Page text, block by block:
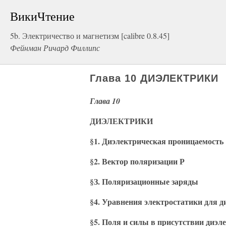
ВикиЧтение
5b. Электричество и магнетизм [calibre 0.8.45]
Фейнман Ричард Филлипс
Глава 10 ДИЭЛЕКТРИКИ
Глава 10
ДИЭЛЕКТРИКИ
§1. Диэлектрическая проницаемость
§2. Вектор поляризации Р
§З. Поляризационные заряды
§4. Уравнения электростатики для
§5. Поля и силы в присутствии